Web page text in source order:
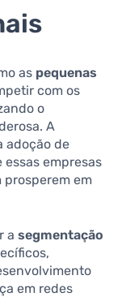
as pequenas
com os
o
A
adoção de
essas empresas
prosperem em
a segmentação
em redes